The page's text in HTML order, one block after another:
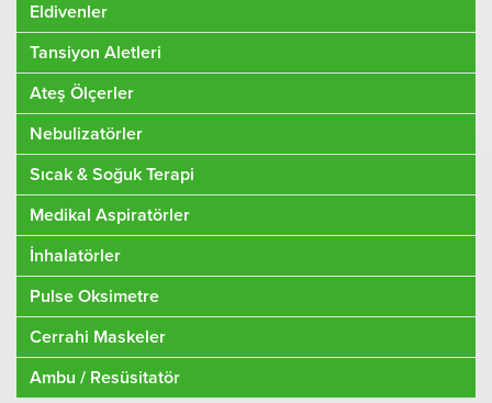
Eldivenler
Tansiyon Aletleri
Ateş Ölçerler
Nebulizatörler
Sıcak & Soğuk Terapi
Medikal Aspiratörler
İnhalatörler
Pulse Oksimetre
Cerrahi Maskeler
Ambu / Resüsitatör